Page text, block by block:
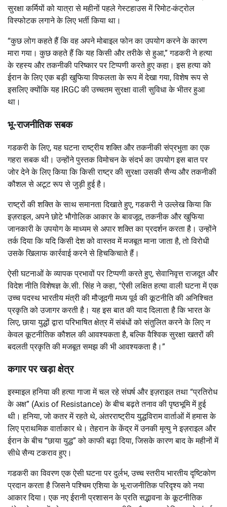
सुरक्षा कर्मियों को यात्रा से महीनों पहले गेस्टहाउस में रिमोट-कंट्रोल
विस्फोटक लगाने के लिए भर्ती किया था।
“कुछ लोग कहते हैं कि वह अपने मोबाइल फोन का उपयोग करने के कारण
मारा गया। कुछ कहते हैं कि यह किसी और तरीके से हुआ,” गडकरी ने हत्या
के रहस्य और तकनीकी परिष्कार पर टिप्पणी करते हुए कहा। इस हत्या को
ईरान के लिए एक बड़ी खुफिया विफलता के रूप में देखा गया, विशेष रूप से
इसलिए क्योंकि यह IRGC की उच्चतम सुरक्षा वाली सुविधा के भीतर हुआ
था।
भू-राजनीतिक सबक
गडकरी के लिए, यह घटना राष्ट्रीय शक्ति और तकनीकी संप्रभुता का एक
गहरा सबक थी। उन्होंने पुस्तक विमोचन के संदर्भ का उपयोग इस बात पर
जोर देने के लिए किया कि किसी राष्ट्र की सुरक्षा उसकी सैन्य और तकनीकी
कौशल से अटूट रूप से जुड़ी हुई है।
राष्ट्रों की शक्ति के साथ समानता दिखाते हुए, गडकरी ने उल्लेख किया कि
इज़राइल, अपने छोटे भौगोलिक आकार के बावजूद, तकनीक और खुफिया
जानकारी के उपयोग के माध्यम से अपार शक्ति का प्रदर्शन करता है। उन्होंने
तर्क दिया कि यदि किसी देश को वास्तव में मजबूत माना जाता है, तो विरोधी
उसके खिलाफ कार्रवाई करने से हिचकिचाते हैं।
ऐसी घटनाओं के व्यापक प्रभावों पर टिप्पणी करते हुए, सेवानिवृत्त राजदूत और
विदेश नीति विशेषज्ञ के.सी. सिंह ने कहा, “ऐसी लक्षित हत्या वाली घटना में एक
उच्च पदस्थ भारतीय मंत्री की मौजूदगी मध्य पूर्व की कूटनीति की अनिश्चित
प्रकृति को उजागर करती है। यह इस बात की याद दिलाता है कि भारत के
लिए, छाया युद्धों द्वारा परिभाषित क्षेत्र में संबंधों को संतुलित करने के लिए न
केवल कूटनीतिक कौशल की आवश्यकता है, बल्कि वैश्विक सुरक्षा खतरों की
बदलती प्रकृति की मजबूत समझ की भी आवश्यकता है।”
कगार पर खड़ा क्षेत्र
इस्माइल हनिया की हत्या गाजा में चल रहे संघर्ष और इज़राइल तथा “प्रतिरोध
के अक्ष” (Axis of Resistance) के बीच बढ़ते तनाव की पृष्ठभूमि में हुई
थी। हनिया, जो कतर में रहते थे, अंतरराष्ट्रीय युद्धविराम वार्ताओं में हमास के
लिए प्राथमिक वार्ताकार थे। तेहरान के केंद्र में उनकी मृत्यु ने इज़राइल और
ईरान के बीच “छाया युद्ध” को काफी बढ़ा दिया, जिसके कारण बाद के महीनों में
सीधे सैन्य टकराव हुए।
गडकरी का विवरण एक ऐसी घटना पर दुर्लभ, उच्च स्तरीय भारतीय दृष्टिकोण
प्रदान करता है जिसने पश्चिम एशिया के भू-राजनीतिक परिदृश्य को नया
आकार दिया। एक नए ईरानी प्रशासन के प्रति सद्भावना के कूटनीतिक